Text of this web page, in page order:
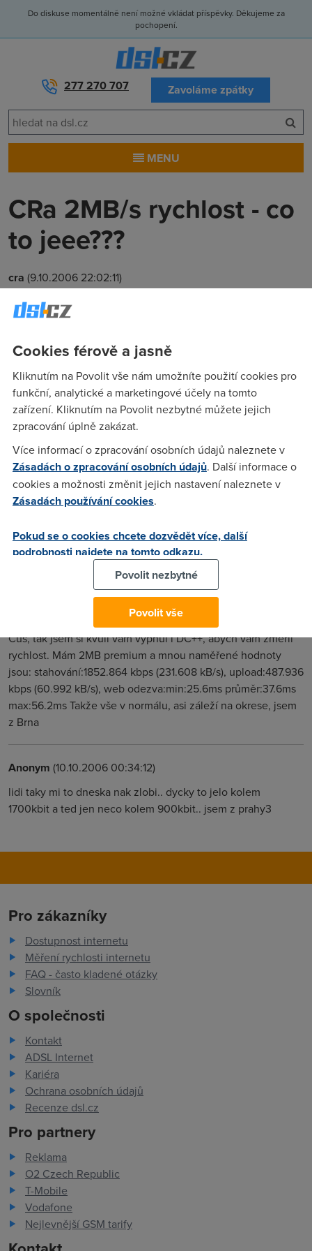
Do diskuse momentálně není možné vkládat příspěvky. Děkujeme za
pochopení.
277 270 707 Zavoláme zpátky
MENU
CRa 2MB/s rychlost - co
to jeee???
cra (9.10.2006 22:02:11)
Uz asi hodinu mi de linka 2MB/s rychlosti sotva 0,8MB/s. Jak
ste na tom vy?
Anonym(9.10.2006 22:08:18)
mam 2mb od O2 - !BEZ FUP! a net 500-600 kpbs download
a 50-90 upload , to trva od vcera
cra(9.10.2006 22:21:18)
Tak to je hnuj, co s tim ty umelci zase delaj???
Mohu tě uklidnit že takových umělců je víc a ne všichni jsou
z O2.Takže si nevybereš,jinak mán 2MB/s a jde to 1,8-1,9....
(9.10.2006 23:10:25)
Čus, tak jsem si kvůli vám vypnul i DC++, abych vám změřil
rychlost. Mám 2MB premium a mnou naměřené hodnoty
jsou: stahování:1852.864 kbps (231.608 kB/s), upload:487.936
kbps (60.992 kB/s), web odezva:min:25.6ms průměr:37.6ms
max:56.2ms Takže vše v normálu, asi záleží na okrese, jsem
z Brna
Anonym (10.10.2006 00:34:12)
lidi taky mi to dneska nak zlobi.. dycky to jelo kolem
1700kbit a ted jen neco kolem 900kbit.. jsem z prahy3
Pro zákazníky
Dostupnost internetu
Měření rychlosti internetu
FAQ - často kladené otázky
Slovník
O společnosti
Kontakt
ADSL Internet
Kariéra
Ochrana osobních údajů
Recenze dsl.cz
Pro partnery
Reklama
O2 Czech Republic
T-Mobile
Vodafone
Nejlevnější GSM tarify
Cookies férově a jasně
Kliknutím na Povolit vše nám umožníte použití cookies pro
funkční, analytické a marketingové účely na tomto
zařízení. Kliknutím na Povolit nezbytné můžete jejich
zpracování úplně zakázat.
Více informací o zpracování osobních údajů naleznete v
Zásadách o zpracování osobních údajů. Další informace o
cookies a možnosti změnit jejich nastavení naleznete v
Zásadách používání cookies.
Pokud se o cookies chcete dozvědět více, další
podrobnosti najdete na tomto odkazu.
Povolit nezbytné
Povolit vše